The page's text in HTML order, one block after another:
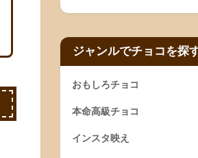
ジャンルでチョコを探
おもしろチョコ
本命高級チョコ
インスタ映え